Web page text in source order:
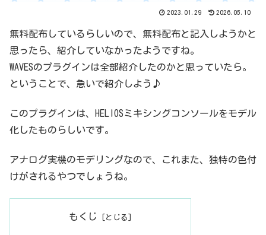
2023.01.29 2026.05.10
無料配布しているらしいので、無料配布と記入しようかと
思ったら、紹介していなかったようですね。
WAVESのプラグインは全部紹介したのかと思っていたら。
ということで、急いで紹介しよう♪
このプラグインは、HELIOSミキシングコンソールをモデル
化したものらしいです。
アナログ実機のモデリングなので、これまた、独特の色付
けがされるやつでしょうね。
もくじ